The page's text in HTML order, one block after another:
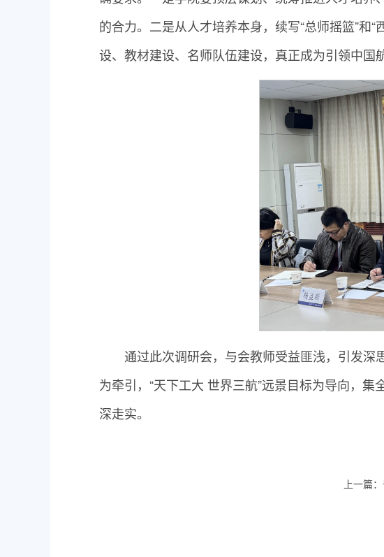
的合力。二是从人才培养本身，续写“总师摇篮”和
设、教材建设、名师队伍建设，真正成为引领中国
通过此次调研会，与会教师受益匪浅，引发
为牵引，“天下工大 世界三航”远景目标为导向，
深走实。
上一篇：